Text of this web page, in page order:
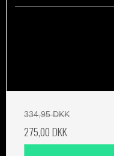
334,95 DKK
275,00 DKK